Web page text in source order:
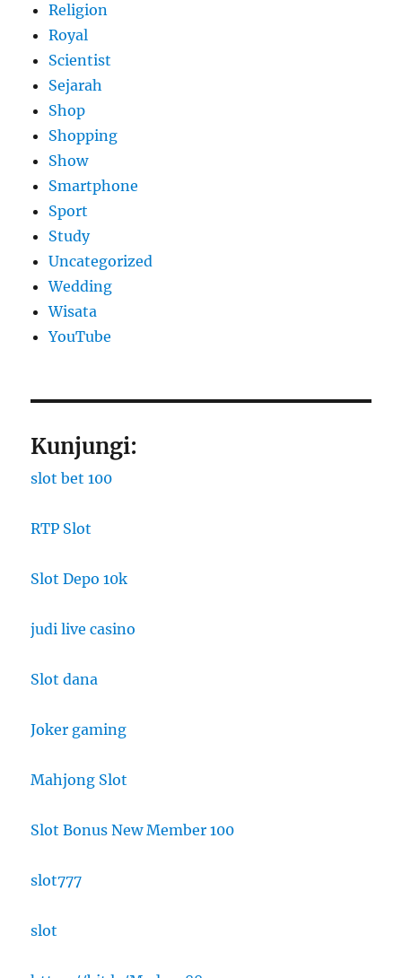
Religion
Royal
Scientist
Sejarah
Shop
Shopping
Show
Smartphone
Sport
Study
Uncategorized
Wedding
Wisata
YouTube
Kunjungi:
slot bet 100
RTP Slot
Slot Depo 10k
judi live casino
Slot dana
Joker gaming
Mahjong Slot
Slot Bonus New Member 100
slot777
slot